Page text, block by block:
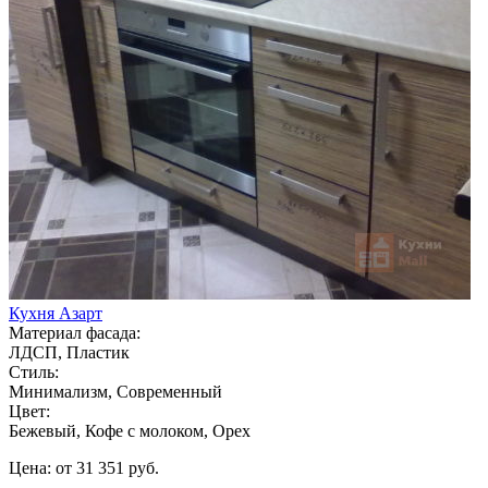
Кухня Азарт
Материал фасада:
ЛДСП, Пластик
Стиль:
Минимализм, Современный
Цвет:
Бежевый, Кофе с молоком, Орех
Цена: от 31 351 руб.